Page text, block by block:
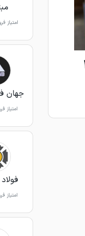
امتیاز
جهان
امتیاز
امتیاز